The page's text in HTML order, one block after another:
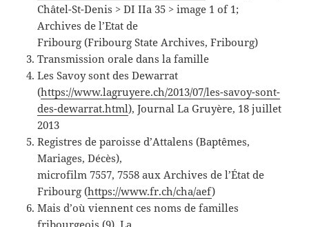
Châtel-St-Denis > DI IIa 35 > image 1 of 1;
Archives de l’Etat de
Fribourg (Fribourg State Archives, Fribourg)
Transmission orale dans la famille
Les Savoy sont des Dewarrat
(https://www.lagruyere.ch/2013/07/les-savoy-sont-
des-dewarrat.html), Journal La Gruyère, 18 juillet
2013
Registres de paroisse d’Attalens (Baptêmes,
Mariages, Décès),
microfilm 7557, 7558 aux Archives de l’État de
Fribourg (https://www.fr.ch/cha/aef)
Mais d’où viennent ces noms de familles
fribourgeois (9), La